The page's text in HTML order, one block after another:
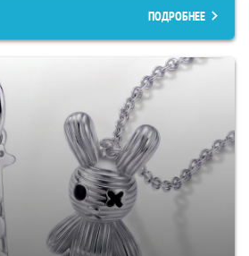
ПОДРОБНЕЕ